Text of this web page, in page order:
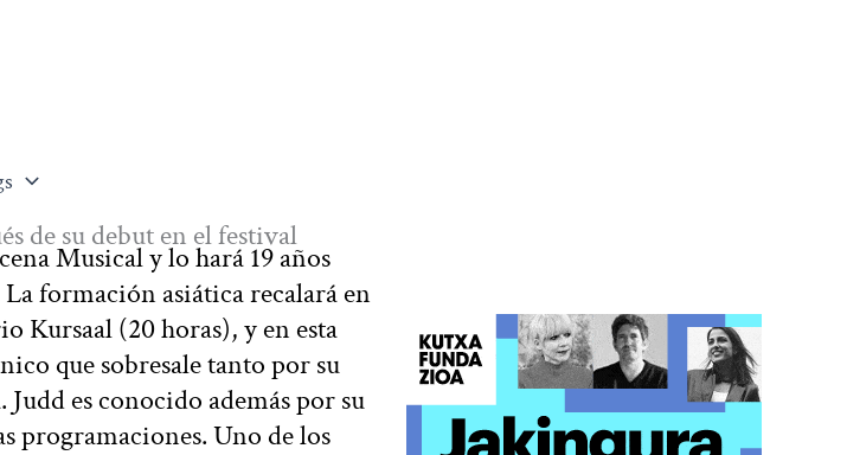
de su debut en el festival
Musical y lo hará 19 años
formación asiática recalará en
Kursaal (20 horas), y en esta
que sobresale tanto por su
es conocido además por su
programaciones. Uno de los